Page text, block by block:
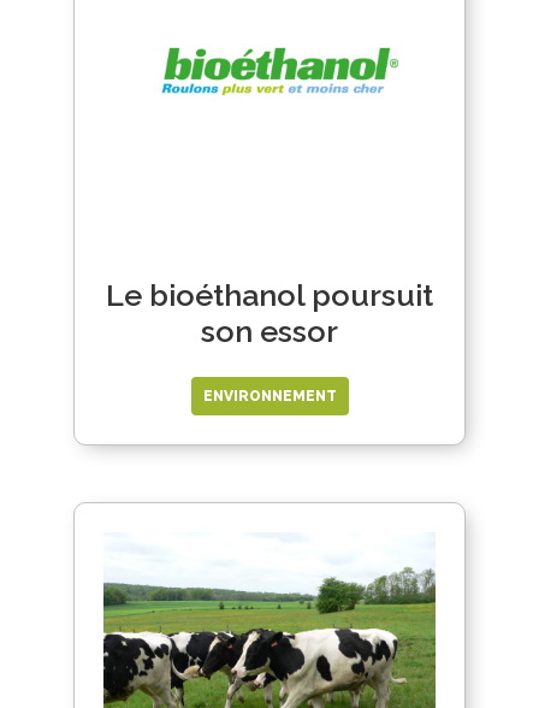
Le bioéthanol poursuit
son essor
ENVIRONNEMENT